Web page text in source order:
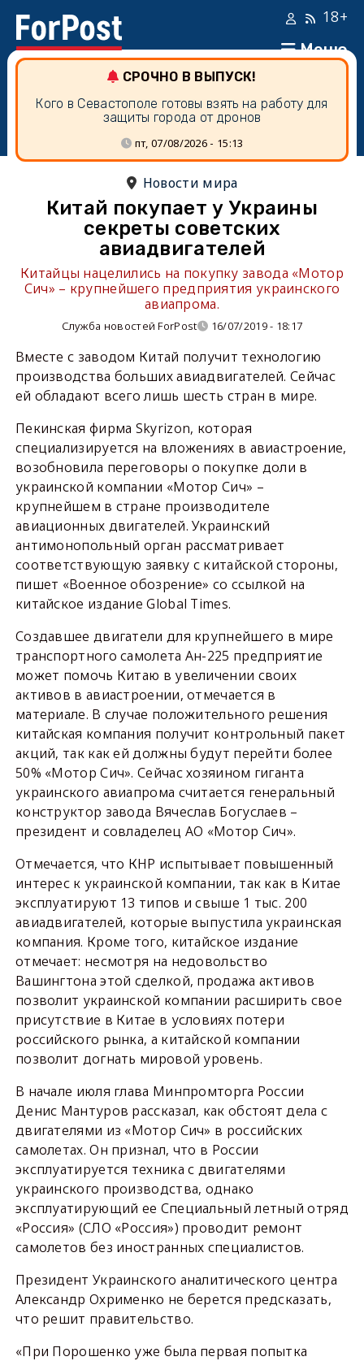
Меню
18+
СРОЧНО В ВЫПУСК!
Кого в Севастополе готовы взять на работу для
защиты города от дронов
пт, 07/08/2026 - 15:13
Новости мира
Китай покупает у Украины
секреты советских
авиадвигателей
Китайцы нацелились на покупку завода «Мотор
Сич» – крупнейшего предприятия украинского
авиапрома.
Служба новостей ForPost 16/07/2019 - 18:17
Вместе с заводом Китай получит технологию
производства больших авиадвигателей. Сейчас
ей обладают всего лишь шесть стран в мире.
Пекинская фирма Skyrizon, которая
специализируется на вложениях в авиастроение,
возобновила переговоры о покупке доли в
украинской компании «Мотор Сич» –
крупнейшем в стране производителе
авиационных двигателей. Украинский
антимонопольный орган рассматривает
соответствующую заявку с китайской стороны,
пишет «Военное обозрение» со ссылкой на
китайское издание Global Times.
Создавшее двигатели для крупнейшего в мире
транспортного самолета Ан-225 предприятие
может помочь Китаю в увеличении своих
активов в авиастроении, отмечается в
материале. В случае положительного решения
китайская компания получит контрольный пакет
акций, так как ей должны будут перейти более
50% «Мотор Сич». Сейчас хозяином гиганта
украинского авиапрома считается генеральный
конструктор завода Вячеслав Богуслаев –
президент и совладелец АО «Мотор Сич».
Отмечается, что КНР испытывает повышенный
интерес к украинской компании, так как в Китае
эксплуатируют 13 типов и свыше 1 тыс. 200
авиадвигателей, которые выпустила украинская
компания. Кроме того, китайское издание
отмечает: несмотря на недовольство
Вашингтона этой сделкой, продажа активов
позволит украинской компании расширить свое
присутствие в Китае в условиях потери
российского рынка, а китайской компании
позволит догнать мировой уровень.
В начале июля глава Минпромторга России
Денис Мантуров рассказал, как обстоят дела с
двигателями из «Мотор Сич» в российских
самолетах. Он признал, что в России
эксплуатируется техника с двигателями
украинского производства, однако
эксплуатирующий ее Специальный летный отряд
«Россия» (СЛО «Россия») проводит ремонт
самолетов без иностранных специалистов.
Президент Украинского аналитического центра
Александр Охрименко не берется предсказать,
что решит правительство.
«При Порошенко уже была первая попытка